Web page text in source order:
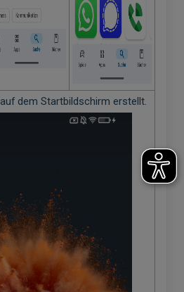
dem Startbildschirm erstellt.